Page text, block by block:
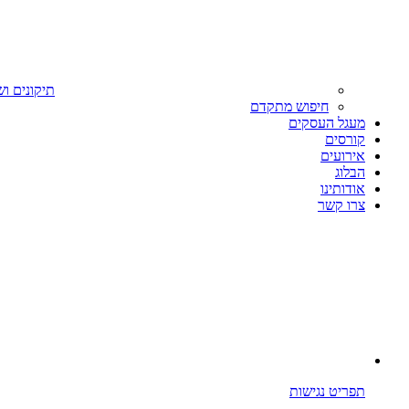
תיקונים
חיפוש מתקדם
מעגל העסקים
קורסים
אירועים
הבלוג
אודותינו
צרו קשר
תפריט נגישות